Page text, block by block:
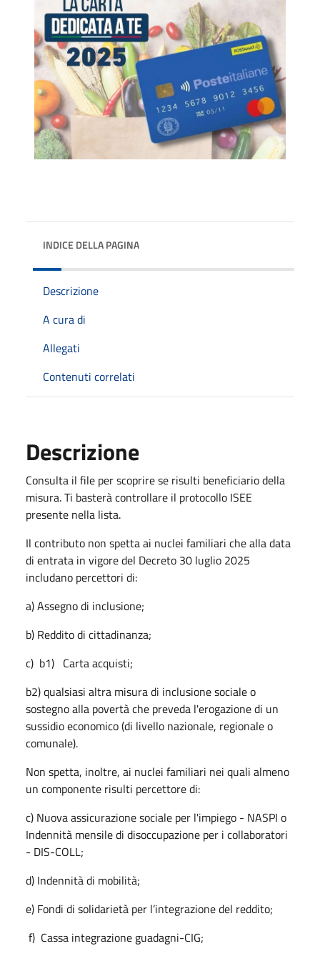
INDICE DELLA PAGINA
Descrizione
A cura di
Allegati
Contenuti correlati
Descrizione
Consulta il file per scoprire se risulti beneficiario della
misura. Ti basterà controllare il protocollo ISEE
presente nella lista.
Il contributo non spetta ai nuclei familiari che alla data
di entrata in vigore del Decreto 30 luglio 2025
includano percettori di:
a) Assegno di inclusione;
b) Reddito di cittadinanza;
c) b1) Carta acquisti;
b2) qualsiasi altra misura di inclusione sociale o
sostegno alla povertà che preveda l'erogazione di un
sussidio economico (di livello nazionale, regionale o
comunale).
Non spetta, inoltre, ai nuclei familiari nei quali almeno
un componente risulti percettore di:
c) Nuova assicurazione sociale per l'impiego - NASPI o
Indennità mensile di disoccupazione per i collaboratori
- DIS-COLL;
d) Indennità di mobilità;
e) Fondi di solidarietà per l’integrazione del reddito;
f) Cassa integrazione guadagni-CIG;